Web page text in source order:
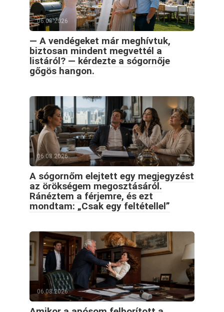
06.08.2026
— A vendégeket már meghívtuk,
biztosan mindent megvettél a
listáról? — kérdezte a sógornője
gőgös hangon.
06.08.2026
A sógornőm elejtett egy megjegyzést
az örökségem megosztásáról.
Ránéztem a férjemre, és ezt
mondtam: „Csak egy feltétellel”
06.08.2026